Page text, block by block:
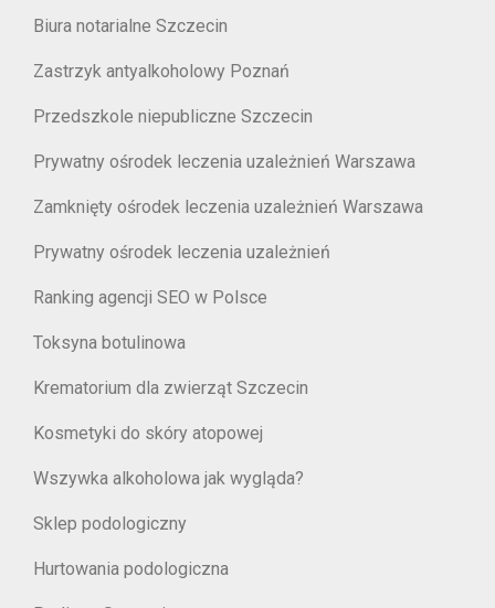
Biura notarialne Szczecin
Zastrzyk antyalkoholowy Poznań
Przedszkole niepubliczne Szczecin
Prywatny ośrodek leczenia uzależnień Warszawa
Zamknięty ośrodek leczenia uzależnień Warszawa
Prywatny ośrodek leczenia uzależnień
Ranking agencji SEO w Polsce
Toksyna botulinowa
Krematorium dla zwierząt Szczecin
Kosmetyki do skóry atopowej
Wszywka alkoholowa jak wygląda?
Sklep podologiczny
Hurtowania podologiczna